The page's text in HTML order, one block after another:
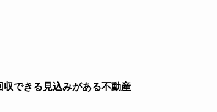
できる見込みがある不動産